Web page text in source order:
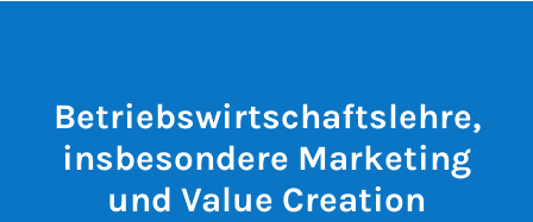
Betriebswirtschaftslehre,
insbesondere Marketing
und Value Creation